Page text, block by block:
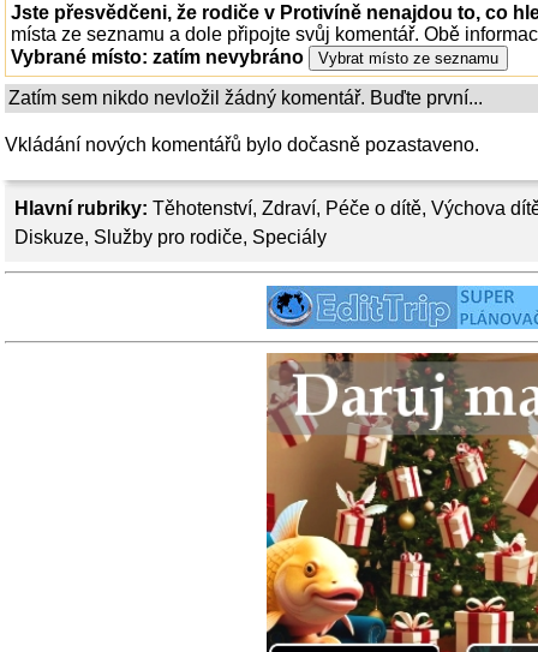
Hlavní rubriky: Těhotenství, Zdraví, Péče o dítě, Výchova
Diskuze, Služby pro rodiče, Speciály
Jste přesvědčeni, že rodiče v Protivíně nenajdou to, co
místa ze seznamu a dole připojte svůj komentář. Obě
Vybrané místo: zatím nevybráno
Zatím sem nikdo nevložil žádný komentář. Buďte první...
Vkládání nových komentářů bylo dočasně pozastaveno.